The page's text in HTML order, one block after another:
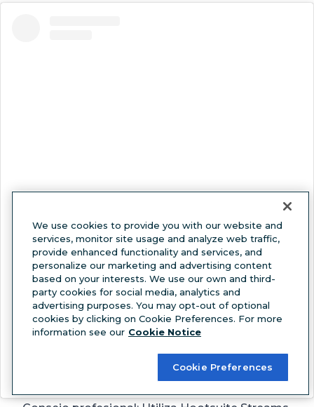
We use cookies to provide you with our website and
services, monitor site usage and analyze web traffic,
provide enhanced functionality and services, and
personalize our marketing and advertising content
based on your interests. We use our own and third-
party cookies for social media, analytics and
advertising purposes. You may opt-out of optional
cookies by clicking on Cookie Preferences. For more
information see our Cookie Notice
Cookie Preferences